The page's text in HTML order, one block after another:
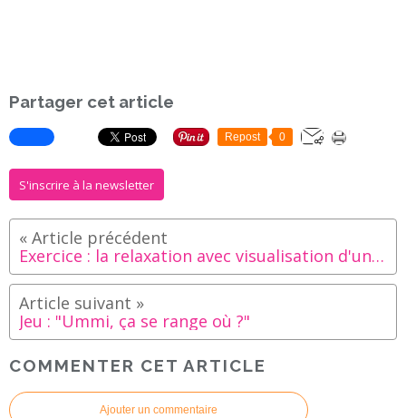
Partager cet article
Repost 0
S'inscrire à la newsletter
Exercice : la relaxation avec visualisation d'une image mentale
Jeu : "Ummi, ça se range où ?"
COMMENTER CET ARTICLE
Ajouter un commentaire